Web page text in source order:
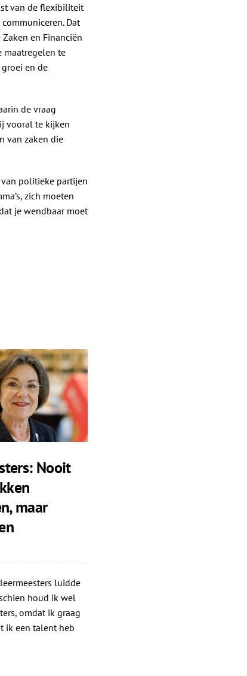
van de flexibiliteit
Dat
en Financiën
maatregelen te
en de
de vraag
vooral te kijken
van zaken die
politieke partijen
zich moeten
je wendbaar moet
Nooit
maar
luidde
houd ik wel
omdat ik graag
ik een talent heb